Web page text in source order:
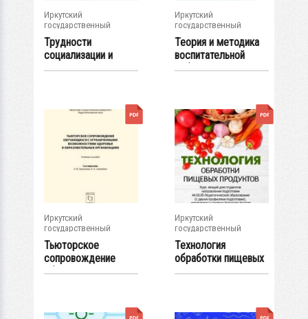
Иркутский
государственный
университет
Трудности
социализации и
помощь детям с
Иркутский
государственный
университет
Теория и методика
воспитательной
работы:...
Иркутский
государственный
университет
Тьюторское
сопровождение
обучающихся с...
Иркутский
государственный
университет
Технология
обработки пищевых
продуктов : курс...